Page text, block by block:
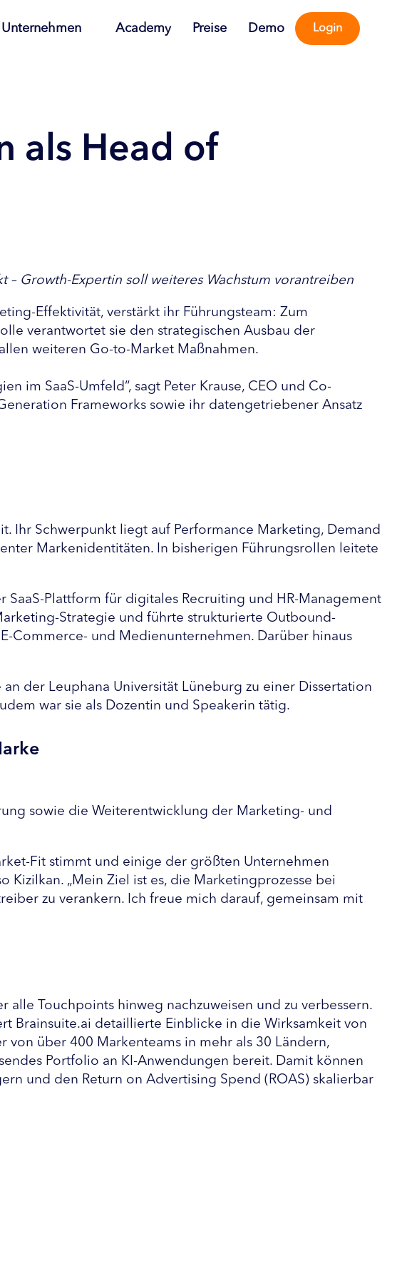
Unternehmen Academy Preise Demo Login
als Head of
– Growth-Expertin soll weiteres Wachstum vorantreiben
Effektivität, verstärkt ihr Führungsteam: Zum
verantwortet sie den strategischen Ausbau der
weiteren Go-to-Market Maßnahmen.
im SaaS-Umfeld“, sagt Peter Krause, CEO und Co-
Frameworks sowie ihr datengetriebener Ansatz
Ihr Schwerpunkt liegt auf Performance Marketing, Demand
Markenidentitäten. In bisherigen Führungsrollen leitete
Plattform für digitales Recruiting und HR-Management
Strategie und führte strukturierte Outbound-
Commerce- und Medienunternehmen. Darüber hinaus
der Leuphana Universität Lüneburg zu einer Dissertation
war sie als Dozentin und Speakerin tätig.
sowie die Weiterentwicklung der Marketing- und
Fit stimmt und einige der größten Unternehmen
Kizilkan. „Mein Ziel ist es, die Marketingprozesse bei
zu verankern. Ich freue mich darauf, gemeinsam mit
Touchpoints hinweg nachzuweisen und zu verbessern.
Brainsuite.ai detaillierte Einblicke in die Wirksamkeit von
über 400 Markenteams in mehr als 30 Ländern,
Portfolio an KI-Anwendungen bereit. Damit können
und den Return on Advertising Spend (ROAS) skalierbar